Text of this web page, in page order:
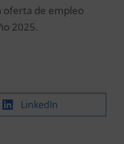
oferta de empleo
2025.
LinkedIn